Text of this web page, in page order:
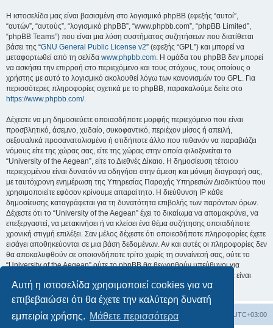
Αυτή η ιστοσελίδα χρησιμοποιεί cookies για να
επιβεβαιώσει ότι θα έχετε την καλύτερη δυνατή
εμπειρία χρήσης. Μάθετε περισσότερα
Η ιστοσελίδα μας είναι βασισμένη στο λογισμικό phpBB (εφεξής “αυτοί”,
“αυτών”, “αυτούς”, “λογισμικό phpBB”, “www.phpbb.com”, “phpBB Limited”,
“phpBB Teams”) που είναι μια λύση συστήματος συζητήσεων που διατίθεται
βάσει της “GNU General Public License v2” (εφεξής “GPL”) και μπορεί να
μεταφορτωθεί από τη σελίδα www.phpbb.com. Η ομάδα του phpBB δεν μπορεί
να ασκήσει την επιρροή στο περιεχόμενο και τους στόχους, τους οποίους ο
χρήστης με αυτό το λογισμικό ακολουθεί λόγω των κανονισμών του GPL. Για
περισσότερες πληροφορίες σχετικά με το phpBB, παρακαλούμε δείτε στο
https://www.phpbb.com/.
Δέχεστε να μη δημοσιεύετε οποιασδήποτε μορφής περιεχόμενο που είναι
προσβλητικό, άσεμνο, χυδαίο, συκοφαντικό, περιέχον μίσος ή απειλή,
σεξουαλικά προσανατολισμένο ή οτιδήποτε άλλο που πιθανόν να παραβιάζει
νόμους είτε της χώρας σας, είτε της χώρας στην οποία φιλοξενείται το
“University of the Aegean”, είτε το Διεθνές Δίκαιο. Η δημοσίευση τέτοιου
περιεχομένου είναι δυνατόν να οδηγήσει στην άμεση και μόνιμη διαγραφή σας,
με ταυτόχρονη ενημέρωση της Υπηρεσίας Παροχής Υπηρεσιών Διαδικτύου που
χρησιμοποιείτε εφόσον κρίνουμε απαραίτητο. Η διεύθυνση IP κάθε
δημοσίευσης καταγράφεται για τη δυνατότητα επιβολής των παρόντων όρων.
Δέχεστε ότι το “University of the Aegean” έχει το δικαίωμα να απομακρύνει, να
επεξεργαστεί, να μετακινήσει ή να κλείσει ένα θέμα συζήτησης οποιαδήποτε
χρονική στιγμή επιλέξει. Σαν μέλος δέχεστε ότι οποιεσδήποτε πληροφορίες έχετε
εισάγει αποθηκεύονται σε μια βάση δεδομένων. Αν και αυτές οι πληροφορίες δεν
θα αποκαλυφθούν σε οποιονδήποτε τρίτο χωρίς τη συναίνεσή σας, ούτε το
“University of the Aegean” ούτε το phpBB θα θεωρηθούν υπεύθυνοι για
οποιαδήποτε απόπειρα ηλεκτρονικής εισβολής ή παραβίασης η οποία είναι
δυνατόν να οδηγήσει σε απώλεια αυτών των δεδομένων.
Board Όλοι οι χρόνοι είναι UTC+03:00
Διαγραφή cookies